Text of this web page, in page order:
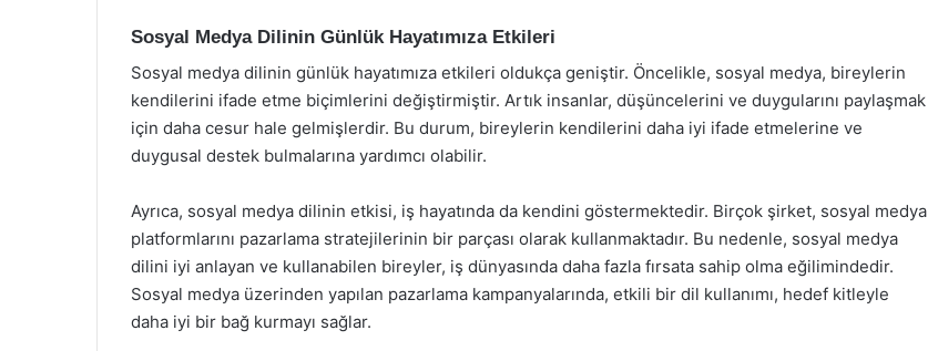
Sosyal Medya Dilinin Günlük Hayatımıza Etkileri
Sosyal medya dilinin günlük hayatımıza etkileri oldukça geniştir. Öncelikle, sosyal medya, bireylerin
kendilerini ifade etme biçimlerini değiştirmiştir. Artık insanlar, düşüncelerini ve duygularını paylaşmak
için daha cesur hale gelmişlerdir. Bu durum, bireylerin kendilerini daha iyi ifade etmelerine ve
duygusal destek bulmalarına yardımcı olabilir.
Ayrıca, sosyal medya dilinin etkisi, iş hayatında da kendini göstermektedir. Birçok şirket, sosyal medya
platformlarını pazarlama stratejilerinin bir parçası olarak kullanmaktadır. Bu nedenle, sosyal medya
dilini iyi anlayan ve kullanabilen bireyler, iş dünyasında daha fazla fırsata sahip olma eğilimindedir.
Sosyal medya üzerinden yapılan pazarlama kampanyalarında, etkili bir dil kullanımı, hedef kitleyle
daha iyi bir bağ kurmayı sağlar.